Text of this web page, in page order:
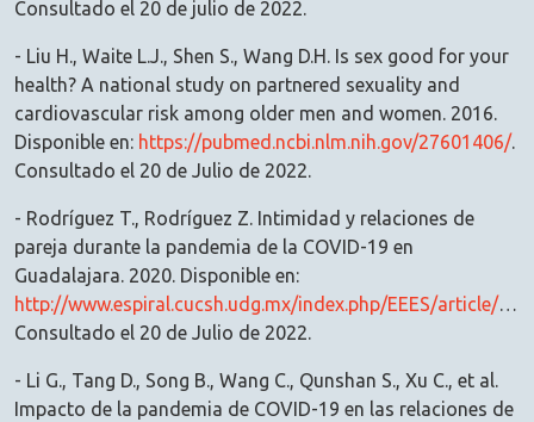
Consultado el 20 de julio de 2022.
- Liu H., Waite L.J., Shen S., Wang D.H. Is sex good for your
health? A national study on partnered sexuality and
cardiovascular risk among older men and women. 2016.
Disponible en: https://pubmed.ncbi.nlm.nih.gov/27601406/.
Consultado el 20 de Julio de 2022.
- Rodríguez T., Rodríguez Z. Intimidad y relaciones de
pareja durante la pandemia de la COVID-19 en
Guadalajara. 2020. Disponible en:
http://www.espiral.cucsh.udg.mx/index.php/EEES/article/view/7206
Consultado el 20 de Julio de 2022.
- Li G., Tang D., Song B., Wang C., Qunshan S., Xu C., et al.
Impacto de la pandemia de COVID-19 en las relaciones de